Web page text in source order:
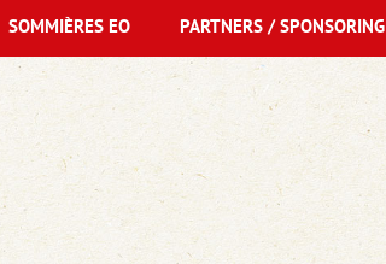
SOMMIÈRES EO PARTNERS / SPONSORING